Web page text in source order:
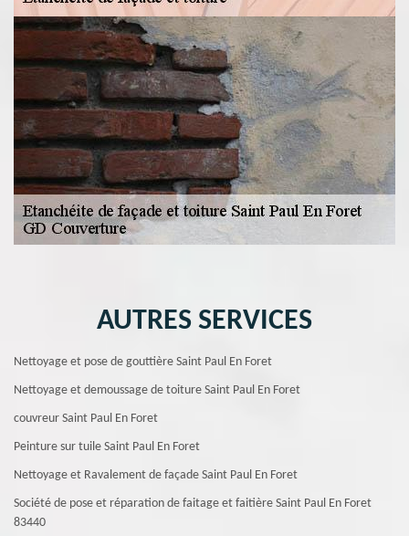
AUTRES SERVICES
Nettoyage et pose de gouttière Saint Paul En Foret
Nettoyage et demoussage de toiture Saint Paul En Foret
couvreur Saint Paul En Foret
Peinture sur tuile Saint Paul En Foret
Nettoyage et Ravalement de façade Saint Paul En Foret
Société de pose et réparation de faitage et faitière Saint Paul En Foret
83440